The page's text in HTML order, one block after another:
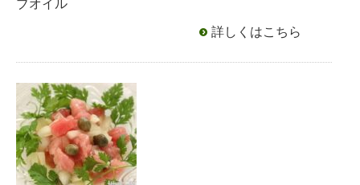
ブオイル
詳しくはこちら